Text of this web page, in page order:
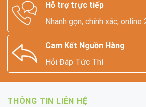
Hỗ trợ trực tiếp
Nhanh gọn, chính xác,
Cam Kết Nguồn Hàng
Hỏi Đáp Tức Thì
THÔNG TIN LIÊN HỆ